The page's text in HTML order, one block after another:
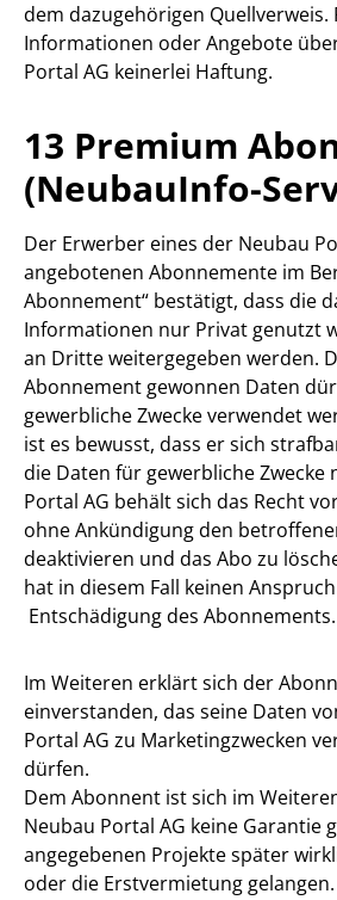
dem dazugehörigen
Informationen oder Angebote
Portal AG keinerlei Haftung.
13 Premium
(NeubauInfo-
Der Erwerber eines der Neubau
angebotenen Abonnemente im
Abonnement“ bestätigt, dass die
Informationen nur Privat genutzt
an Dritte weitergegeben werden.
Abonnement gewonnen Daten
gewerbliche Zwecke verwendet
ist es bewusst, dass er sich
die Daten für gewerbliche Zwecke
Portal AG behält sich das Recht
ohne Ankündigung den
deaktivieren und das Abo zu
hat in diesem Fall keinen
Entschädigung des Abonnements.
Im Weiteren erklärt sich der
einverstanden, das seine Daten
Portal AG zu Marketingzwecken
dürfen.
Dem Abonnent ist sich im
Neubau Portal AG keine Garantie
angegebenen Projekte später
oder die Erstvermietung